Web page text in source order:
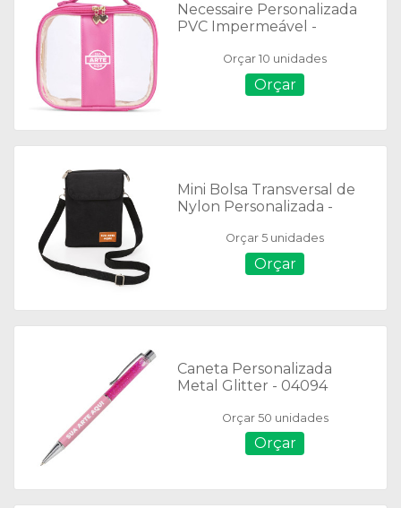
Necessaire Personalizada
PVC Impermeável -
Orçar 10 unidades
Orçar
Mini Bolsa Transversal de
Nylon Personalizada -
Orçar 5 unidades
Orçar
Caneta Personalizada
Metal Glitter - 04094
Orçar 50 unidades
Orçar